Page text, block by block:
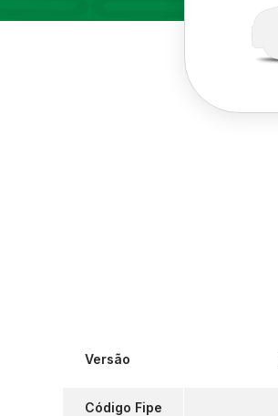
Versão
Código Fipe